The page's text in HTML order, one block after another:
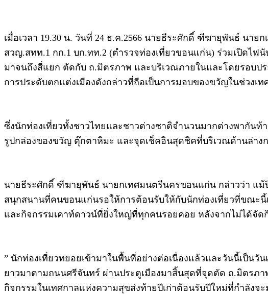
เมื่อเวลา 19.30 น. วันที่ 24 ธ.ค.2566 นายธีระศักดิ์ ฑีฆายุพันธ์ น
สวญ.สทท.1 กก.1 บก.ทท.2 (ตำรวจท่องเที่ยวขอนแก่น) ร่วมเปิดไฟ
มาจนถึงสี่แยก ตัดกับ ถ.มิตรภาพ และบริเวณภายในและโดยรอบป
การประดับตกแต่งเมืองดังกล่าวที่ถือเป็นการมอบของขวัญในช่วงเ
ซึ่งนักท่องเที่ยวทั้งชาวไทยและชาวต่างชาติจำนวนมากต่างพากัน
รูปกล่องของขวัญ ตุ๊กตาหิมะ และจุดเช็คอินสุดชิคที่บริเวณด้านล่าง
นายธีระศักดิ์ ฑีฆายุพันธ์ นายกเทศมนตรีนครขอนแก่น กล่าวว่า แม้
สนุกสนานที่คนขอนแก่นรอให้การต้อนรับให้กับนักท่องเที่ยวที่ขณะนี้
และกิจกรรมเคาท์ดาวน์ที่ยิ่งใหญ่ที่ทุกคนรอยคอย หลังจากไม่ได้จัด
” นักท่องเที่ยวทยอยเข้ามาในพื้นที่อย่างต่อเนื่องแล้วและวันนี้เป็น
ยาวมาตามถนนศรีจันทร์ ผ่านประตูเมืองมาสิ้นสุดที่จุดตัด ถ.มิตรภ
กิจกรรมในเทศกาลแห่งความสุขส่งท้ายปีเก่าต้อนรับปีใหม่ที่กำลังจ